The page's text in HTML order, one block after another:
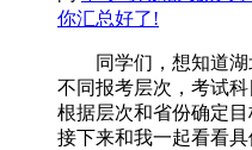
你汇总好了!
同学们，想知道湖
不同报考层次，考试
根据层次和省份确定
接下来和我一起看